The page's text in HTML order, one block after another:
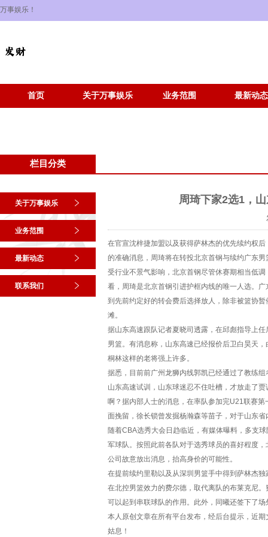
万事娱乐！
首页 关于万事娱乐 业务范围 最新动态
栏目分类
关于万事娱乐
业务范围
最新动态
联系我们
周琦下家2选1，
在官宣沈梓捷加盟以及获得萨林杰的优先续约权
的准确消息，周琦将在转投北京首钢与续约广东男
受行业不景气影响，北京首钢尽管休赛期相当低
看，周琦是北京首钢引进护框内线的唯一人选。
到先前约定好的转会费后选择放人，除非被篮协
滩。
据山东高速跟队记者夏晓司透露，在邱彪指导上
男篮。有消息称，山东高速已经报价后卫白昊天
桐林这样的老将强上许多。
据悉，目前前广州龙狮内线郭凯已经通过了教练
山东高速试训，山东球迷忍不住吐槽，才放走了
啊？据内部人士的消息，在率队参加完U21联赛
面挽留，徐长锁曾发掘杨瀚森等苗子，对于山东
随着CBA选秀大会日趋临近，有媒体曝料，多支
军球队。按照此前各队对于选秀球员的喜好程度
公司故意放出消息，抬高身价的可能性。
在提前续约里勒以及从深圳男篮手中得到萨林杰
在北控男篮效力的费尔德，取代离队的布莱克尼
可以起到串联球队的作用。此外，同曦还签下了
本人原创文章在所有平台发布，经后台提示，近
姑息！